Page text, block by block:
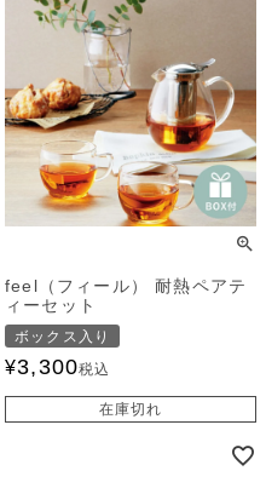
feel（フィール） 耐熱ペアテ
ィーセット
ボックス入り
¥3,300税込
在庫切れ